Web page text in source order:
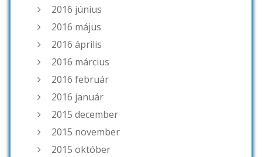
2016 június
2016 május
2016 április
2016 március
2016 február
2016 január
2015 december
2015 november
2015 október